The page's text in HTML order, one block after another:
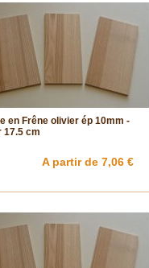
en Frêne olivier ép 10mm -
17.5 cm
A partir de 7,06 €